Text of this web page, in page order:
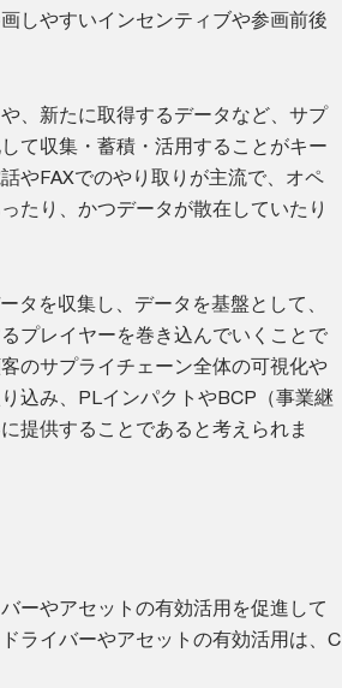
しやすいインセンティブや参画前後
、新たに取得するデータなど、サプ
て収集・蓄積・活用することがキー
やFAXでのやり取りが主流で、オペ
たり、かつデータが散在していたり
タを収集し、データを基盤として、
プレイヤーを巻き込んでいくことで
のサプライチェーン全体の可視化や
込み、PLインパクトやBCP（事業継
提供することであると考えられま
ーやアセットの有効活用を促進して
ライバーやアセットの有効活用は、C